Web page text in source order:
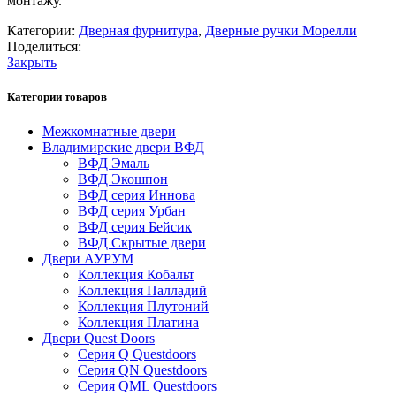
Категории: Дверная фурнитура, Дверные ручки Морелли
Поделиться:
Закрыть
Категории товаров
Межкомнатные двери
Владимирские двери ВФД
ВФД Эмаль
ВФД Экошпон
ВФД серия Иннова
ВФД серия Урбан
ВФД серия Бейсик
ВФД Скрытые двери
Двери АУРУМ
Коллекция Кобальт
Коллекция Палладий
Коллекция Плутоний
Коллекция Платина
Двери Quest Doors
Серия Q Questdoors
Серия QN Questdoors
Серия QML Questdoors